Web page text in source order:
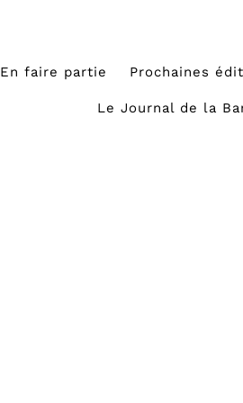
En faire partie Prochaines
Le Journal de la